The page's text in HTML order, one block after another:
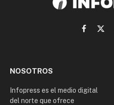
Facebook
X
NOSOTROS
Infopress es el medio digital
del norte que ofrece